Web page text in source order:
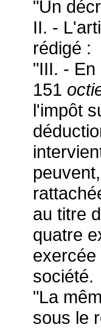
"Un
II. -
rédigé :
"III. -
151
l'impôt
au titre
quatre
société.
"La
sous le